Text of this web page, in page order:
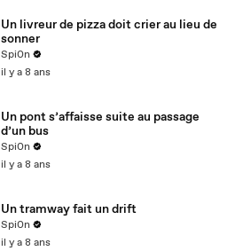
Un livreur de pizza doit crier au lieu de
sonner
Spi0n
il y a 8 ans
Un pont s’affaisse suite au passage
d’un bus
Spi0n
il y a 8 ans
Un tramway fait un drift
Spi0n
il y a 8 ans